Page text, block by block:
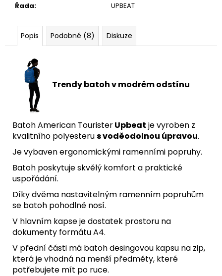
Řada: UPBEAT
Popis Podobné (8) Diskuze
Trendy batoh v modrém odstínu
Batoh American TouristerUpbeat je vyroben z
kvalitního polyesterus voděodolnou úpravou.
Je vybaven ergonomickými ramenními popruhy.
Batoh poskytuje skvělý komfort a praktické
uspořádání.
Díky dvěma nastavitelným ramenním popruhům
se batoh pohodlně nosí.
V hlavním kapse je dostatek prostoru na
dokumenty formátu A4.
V přední části má batoh desingovou kapsu na zip,
která je vhodná na menší předměty, které
potřebujete mít po ruce.